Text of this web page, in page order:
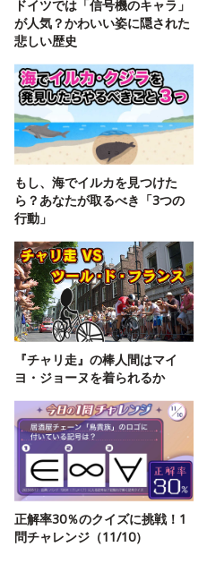
ドイツでは「信号機のキャラ」
が人気？かわいい姿に隠された
悲しい歴史
もし、海でイルカを見つけた
ら？あなたが取るべき「3つの
行動」
『チャリ走』の棒人間はマイ
ヨ・ジョーヌを着られるか
正解率30％のクイズに挑戦！1
問チャレンジ（11/10）